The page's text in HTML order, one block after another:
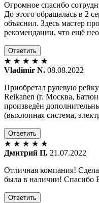
Огромное спасибо
До этого обращалась в 2
объяснил. Здесь мастер
рекомендации, что ещё
Ответить
★ ★ ★ ★ ★
Vladimir N. 08.08.2022
Приобретал рулевую
Reikanen (г. Москва,
произведён
(выхлопная система,
Ответить
★ ★ ★ ★ ★
Дмитрий П. 21.07.2022
Отличная компания!
была в наличии! Спасибо
Ответить